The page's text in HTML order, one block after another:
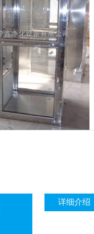
详细介绍